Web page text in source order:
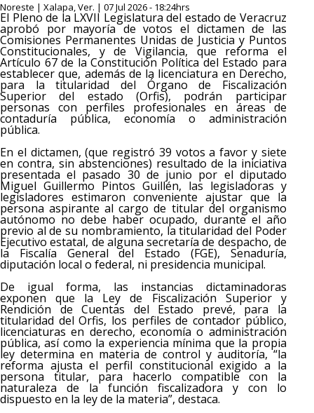
Noreste | Xalapa, Ver. | 07 Jul 2026 - 18:24hrs
El Pleno de la LXVII Legislatura del estado de Veracruz
aprobó por mayoría de votos el dictamen de las
Comisiones Permanentes Unidas de Justicia y Puntos
Constitucionales, y de Vigilancia, que reforma el
Artículo 67 de la Constitución Política del Estado para
establecer que, además de la licenciatura en Derecho,
para la titularidad del Órgano de Fiscalización
Superior del estado (Orfis), podrán participar
personas con perfiles profesionales en áreas de
contaduría pública, economía o administración
pública.
En el dictamen, (que registró 39 votos a favor y siete
en contra, sin abstenciones) resultado de la iniciativa
presentada el pasado 30 de junio por el diputado
Miguel Guillermo Pintos Guillén, las legisladoras y
legisladores estimaron conveniente ajustar que la
persona aspirante al cargo de titular del organismo
autónomo no debe haber ocupado, durante el año
previo al de su nombramiento, la titularidad del Poder
Ejecutivo estatal, de alguna secretaría de despacho, de
la Fiscalía General del Estado (FGE), Senaduría,
diputación local o federal, ni presidencia municipal.
De igual forma, las instancias dictaminadoras
exponen que la Ley de Fiscalización Superior y
Rendición de Cuentas del Estado prevé, para la
titularidad del Orfis, los perfiles de contador público,
licenciaturas en derecho, economía o administración
pública, así como la experiencia mínima que la propia
ley determina en materia de control y auditoría, “la
reforma ajusta el perfil constitucional exigido a la
persona titular, para hacerlo compatible con la
naturaleza de la función fiscalizadora y con lo
dispuesto en la ley de la materia”, destaca.